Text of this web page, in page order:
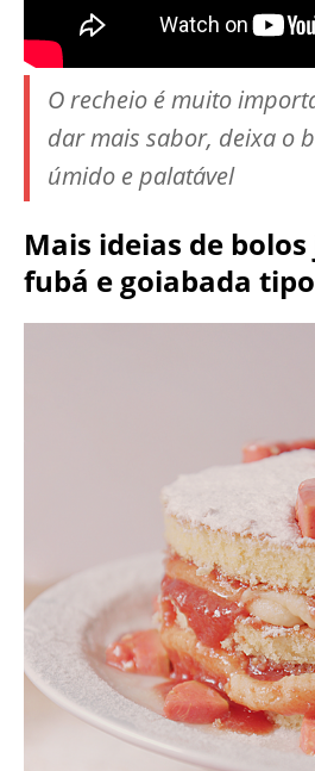
O recheio é muito
dar mais sabor, deixa o
úmido e palatável
Mais ideias de
fubá e goiabada